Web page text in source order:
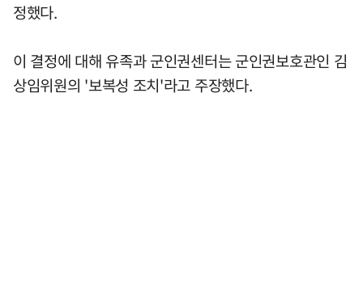
정했다.
이 결정에 대해 유족과 군인권센터는 군인권보호관인 김
상임위원의 '보복성 조치'라고 주장했다.